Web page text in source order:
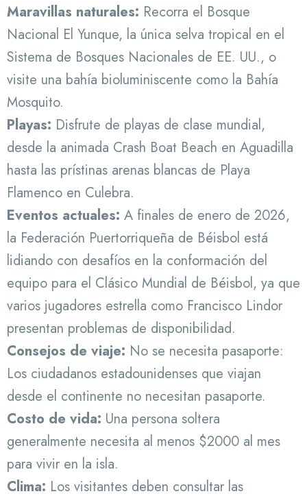
Maravillas naturales: Recorra el Bosque
Nacional El Yunque, la única selva tropical en el
Sistema de Bosques Nacionales de EE. UU., o
visite una bahía bioluminiscente como la Bahía
Mosquito.
Playas: Disfrute de playas de clase mundial,
desde la animada Crash Boat Beach en Aguadilla
hasta las prístinas arenas blancas de Playa
Flamenco en Culebra.
Eventos actuales: A finales de enero de 2026,
la Federación Puertorriqueña de Béisbol está
lidiando con desafíos en la conformación del
equipo para el Clásico Mundial de Béisbol, ya que
varios jugadores estrella como Francisco Lindor
presentan problemas de disponibilidad.
Consejos de viaje: No se necesita pasaporte:
Los ciudadanos estadounidenses que viajan
desde el continente no necesitan pasaporte.
Costo de vida: Una persona soltera
generalmente necesita al menos $2000 al mes
para vivir en la isla.
Clima: Los visitantes deben consultar las